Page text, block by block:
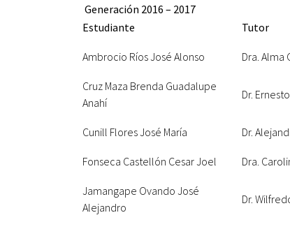
Generación 2016 – 2017
Estudiante
Tutor
Ambrocio Ríos José Alonso
Dra. Alma
Cruz Maza Brenda Guadalupe
Anahí
Dr.
Cunill Flores José María Dr.
Fonseca Castellón Cesar Joel Dra.
Jamangape Ovando José
Alejandro
Dr.